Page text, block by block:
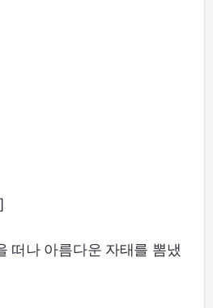
떠나 아름다운 자태를 뽐냈